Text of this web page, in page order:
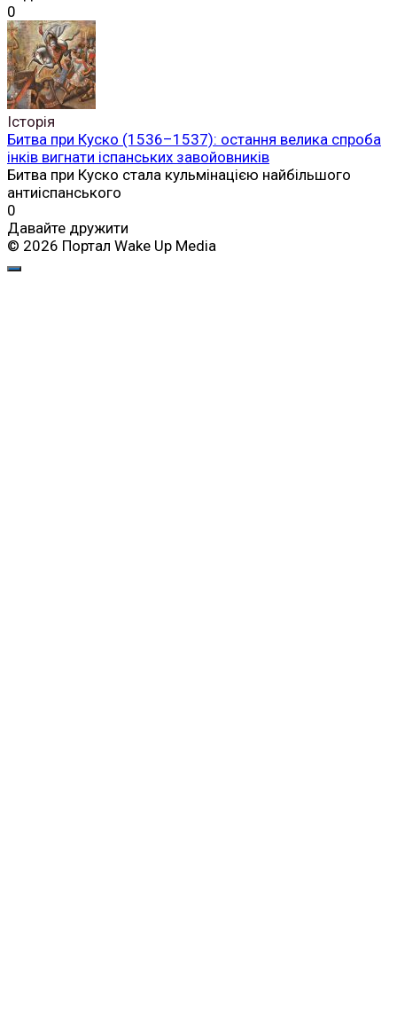
0
Історія
Битва при Куско (1536–1537): остання велика спроба
інків вигнати іспанських завойовників
Битва при Куско стала кульмінацією найбільшого
антиіспанського
0
Давайте дружити
© 2026 Портал Wake Up Media